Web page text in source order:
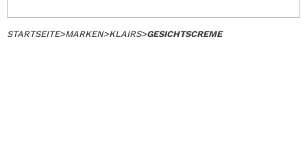
STARTSEITE>MARKEN>KLAIRS>GESICHTSCREME